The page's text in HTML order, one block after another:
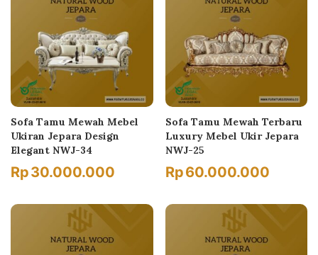
Sofa Tamu Mewah Mebel
Ukiran Jepara Design
Elegant NWJ-34
Rp30.000.000
Sofa Tamu Mewah Terbaru
Luxury Mebel Ukir Jepara
NWJ-25
Rp60.000.000